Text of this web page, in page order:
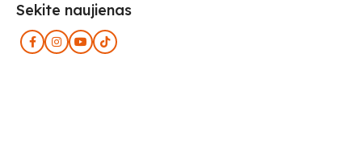
Sekite naujienas